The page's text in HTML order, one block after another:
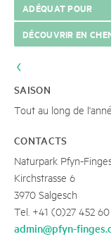
ADÉQUAT POUR
DÉCOUVRIR EN
SAISON
Tout au long de
CONTACTS
Naturpark Pfyn-
Kirchstrasse 6
3970 Salgesch
Tel. +41 (0)27 452
admin@pfyn-